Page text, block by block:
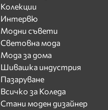
Колекции
Интервю
Модни съвети
Световна мода
Мода за дома
Шивашка индустрия
Пазаруване
Всичко за Коледа
Стани моден дизайнер